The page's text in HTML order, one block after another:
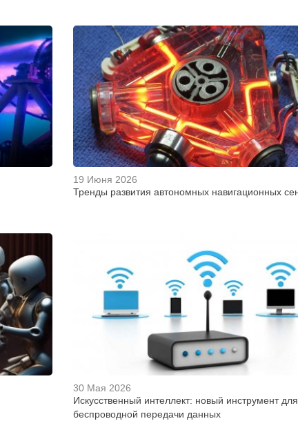
19 Июня 2026
Тренды развития автономных навигационных
30 Мая 2026
Искусственный интеллект: новый инструмент
беспроводной передачи данных